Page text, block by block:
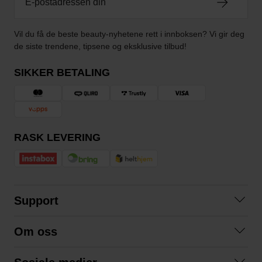
Vil du få de beste beauty-nyhetene rett i innboksen? Vi gir deg
de siste trendene, tipsene og eksklusive tilbud!
SIKKER BETALING
RASK LEVERING
Support
Kjøpsvilkår
Om oss